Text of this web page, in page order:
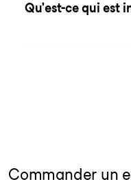
Qu'est-ce qui est
Commander un